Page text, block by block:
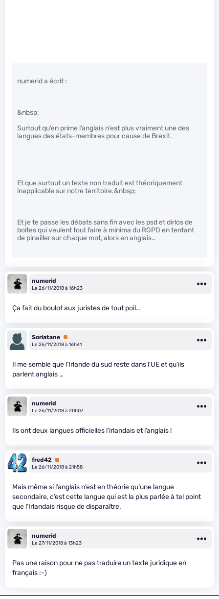
numerid a écrit :
&nbsp;
Surtout qu’en prime l’anglais n’est plus vraiment une des
langues des états-membres pour cause de Brexit.
Et que surtout un texte non traduit est théoriquement
inapplicable sur notre territoire.&nbsp;
Et je te passe les débats sans fin avec les psd et dirlos de
boites qui veulent tout faire à minima du RGPD en tentant
de pinailler sur chaque mot, alors en anglais…
numerid
Le 26/11/2018 à 16h23
Ça fait du boulot aux juristes de tout poil…
Soriatane Premium
Le 26/11/2018 à 16h41
Il me semble que l’Irlande du sud reste dans l’UE et qu’ils
parlent anglais …
numerid
Le 26/11/2018 à 20h07
Ils ont deux langues officielles l’irlandais et l’anglais !
fred42 Premium
Le 26/11/2018 à 21h58
Mais même si l’anglais n’est en théorie qu’une langue
secondaire, c’est cette langue qui est la plus parlée à tel point
que l’Irlandais risque de disparaître.
numerid
Le 27/11/2018 à 13h23
Pas une raison pour ne pas traduire un texte juridique en
français :-)